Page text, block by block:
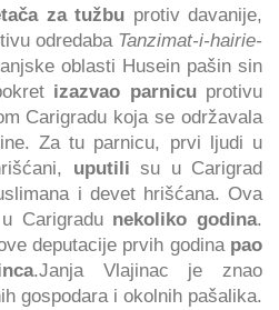
za tužbu protiv davanije,
odredaba Tanzimat-i-hairie-
oblasti Husein pašin sin
izazvao parnicuprotivu
Carigradu koja se održavala
Za tu parnicu, prvi ljudi u
uputili su u Carigrad
i devet hrišćana. Ova
Carigradu nekoliko godina.
deputacije prvih godina pao
.Janja Vlajinac je znao
gospodara i okolnih pašalika.